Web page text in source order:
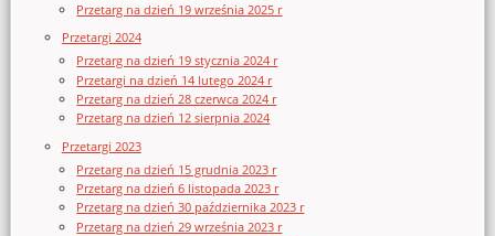
Przetarg na dzień 19 września 2025 r
Przetargi 2024
Przetarg na dzień 19 stycznia 2024 r
Przetargi na dzień 14 lutego 2024 r
Przetarg na dzień 28 czerwca 2024 r
Przetarg na dzień 12 sierpnia 2024
Przetargi 2023
Przetarg na dzień 15 grudnia 2023 r
Przetarg na dzień 6 listopada 2023 r
Przetarg na dzień 30 października 2023 r
Przetarg na dzień 29 września 2023 r